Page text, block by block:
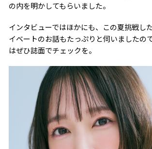
の内を明かしてもらいました。
インタビューではほかにも、この夏挑戦し
イベートのお話もたっぷりと伺いましたの
はぜひ誌面でチェックを。